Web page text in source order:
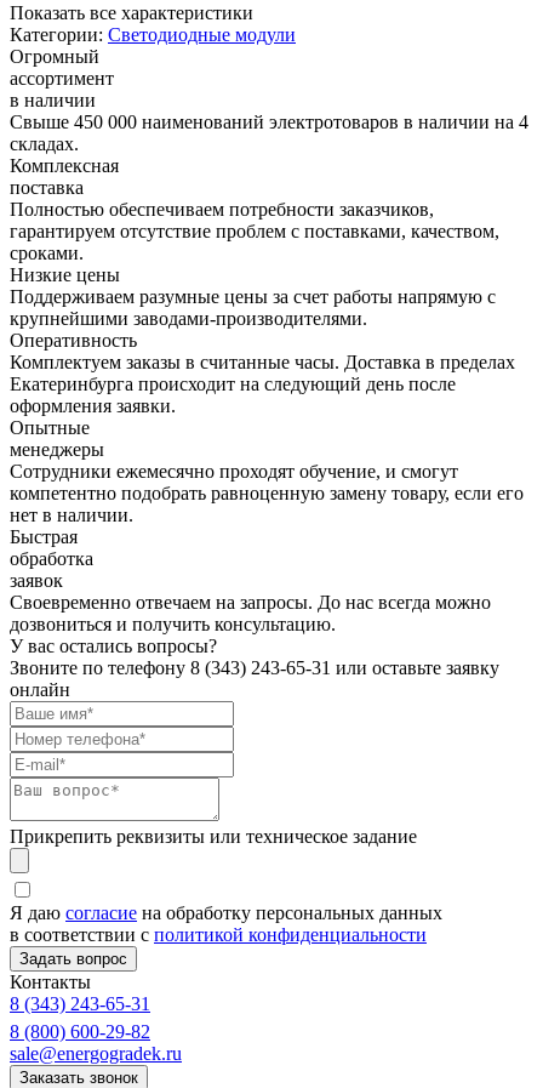
Показать все характеристики
Категории: Светодиодные модули
Огромный
ассортимент
в наличии
Свыше 450 000 наименований электротоваров в наличии на 4
складах.
Комплексная
поставка
Полностью обеспечиваем потребности заказчиков,
гарантируем отсутствие проблем с поставками, качеством,
сроками.
Низкие цены
Поддерживаем разумные цены за счет работы напрямую с
крупнейшими заводами-производителями.
Оперативность
Комплектуем заказы в считанные часы. Доставка в пределах
Екатеринбурга происходит на следующий день после
оформления заявки.
Опытные
менеджеры
Сотрудники ежемесячно проходят обучение, и смогут
компетентно подобрать равноценную замену товару, если его
нет в наличии.
Быстрая
обработка
заявок
Своевременно отвечаем на запросы. До нас всегда можно
дозвониться и получить консультацию.
У вас остались вопросы?
Звоните по телефону 8 (343) 243-65-31 или оставьте заявку
онлайн
Прикрепить реквизиты или техническое задание
Я даю согласие на обработку персональных данных
в соответствии с политикой конфиденциальности
Контакты
8 (343) 243-65-31
8 (800) 600-29-82
sale@energogradek.ru